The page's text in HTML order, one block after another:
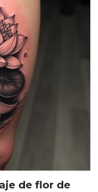
de flor de